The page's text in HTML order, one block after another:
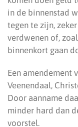
in de binnenstad
tegen te zijn,
verdwenen of,
binnenkort gaan
Een amendement
Veenendaal,
Door aanname
minder hard dan
voorstel.